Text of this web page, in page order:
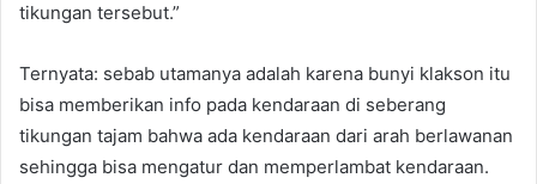
tikungan tersebut.”
Ternyata: sebab utamanya adalah karena bunyi klakson itu
bisa memberikan info pada kendaraan di seberang
tikungan tajam bahwa ada kendaraan dari arah berlawanan
sehingga bisa mengatur dan memperlambat kendaraan.